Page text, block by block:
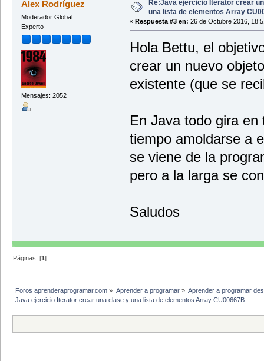
Alex Rodríguez
Moderador Global
Experto
Mensajes: 2052
Re:Java ejercicio Iterator crear
una lista de elementos Array
« Respuesta #3 en: 26 de Octubre 2016,
Hola Bettu, el
crear un nuevo
existente (que se
En Java todo gira
tiempo amoldarse a
se viene de la
pero a la larga se
Saludos
Páginas: [1]
Foros aprenderaprogramar.com » Aprender a programar» Aprender a programar
Java ejercicio Iterator crear una clase y una lista de elementos Array CU00667B